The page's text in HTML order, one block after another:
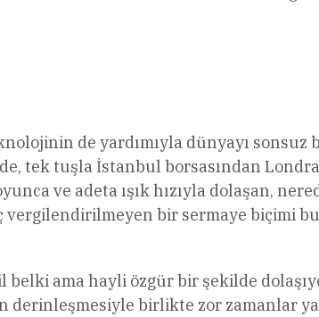
de yardımıyla dünyayı sonsuz
tek tuşla İstanbul borsasından
ve adeta ışık hızıyla dolaşan,
bir sermaye biçimi
ama hayli özgür bir şekilde
birlikte zor zamanlar